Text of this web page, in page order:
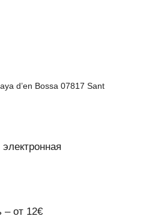
d’en Bossa 07817 Sant
– от 12€